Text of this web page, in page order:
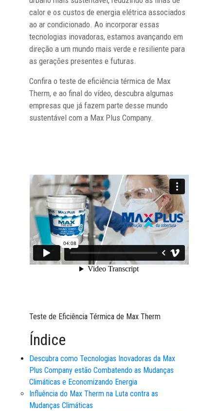
calor e os custos de energia elétrica associados
ao ar condicionado. Ao incorporar essas
tecnologias inovadoras, estamos avançando em
direção a um mundo mais verde e resiliente para
as gerações presentes e futuras.
Confira o teste de eficiência térmica de Max
Therm, e ao final do vídeo, descubra algumas
empresas que já fazem parte desse mundo
sustentável com a Max Plus Company.
Teste de Eficiência Térmica de Max Therm
Índice
Descubra como Tecnologias Inovadoras da Max
Plus Company estão Combatendo as Mudanças
Climáticas e Economizando Energia
Influência do Max Therm na Luta contra as
Mudanças Climáticas